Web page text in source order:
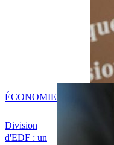
Division
d'EDF : un
ÉCONOMIE